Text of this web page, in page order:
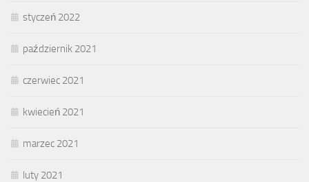
styczeń 2022
październik 2021
czerwiec 2021
kwiecień 2021
marzec 2021
luty 2021